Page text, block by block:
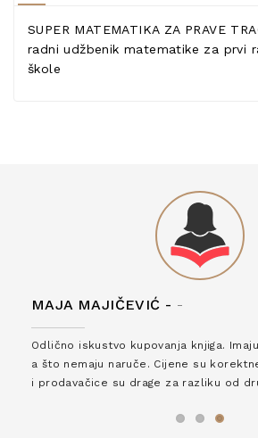
SUPER MATEMATIKA ZA PRAVE
radni udžbenik matematike za prvi
škole
MAJA MAJIČEVIĆ - -
Odlično iskustvo kupovanja knjiga.
a što nemaju naruče. Cijene su
i prodavačice su drage za razliku od